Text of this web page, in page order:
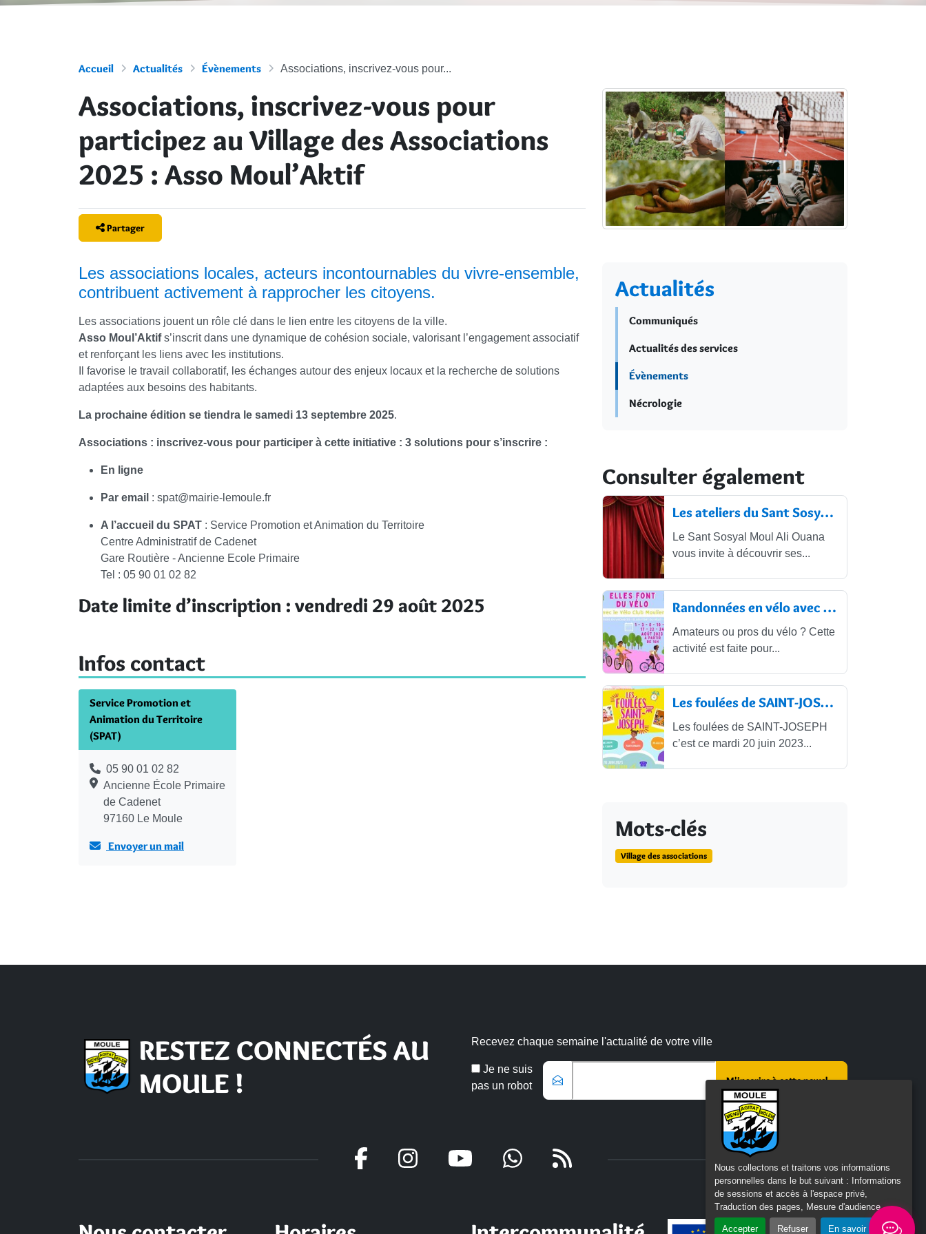
Nous collectons et traitons vos informations
personnelles dans le but suivant :
Informations
de sessions et accès à l'espace privé,
Traduction des pages, Mesure d'audience.
Accepter Refuser En savoir plus
Accueil Actualités Évènements Associations, inscrivez-vous pour...
Associations, inscrivez-vous pour
participez au Village des Associations
2025 : Asso Moul’Aktif
Partager
Les associations locales, acteurs incontournables du vivre-ensemble,
contribuent activement à rapprocher les citoyens.
Les associations jouent un rôle clé dans le lien entre les citoyens de la ville.
Asso Moul’Aktifs’inscrit dans une dynamique de cohésion sociale, valorisant l’engagement associatif
et renforçant les liens avec les institutions.
Il favorise le travail collaboratif, les échanges autour des enjeux locaux et la recherche de solutions
adaptées aux besoins des habitants.
La prochaine édition se tiendra le samedi 13 septembre 2025.
Associations : inscrivez-vous pour participer à cette initiative : 3 solutions pour s’inscrire :
En ligne
Par email : spat@mairie-lemoule.fr
A l’accueil du SPAT : Service Promotion et Animation du Territoire
Centre Administratif de Cadenet
Gare Routière - Ancienne Ecole Primaire
Tel : 05 90 01 02 82
Date limite d’inscription : vendredi 29 août 2025
Infos contact
Service Promotion et
Animation du Territoire
(SPAT)
05 90 01 02 82
Ancienne École Primaire
de Cadenet
97160 Le Moule
Envoyer un mail
Actualités
Communiqués
Actualités des services
Évènements
Nécrologie
Consulter également
Les ateliers du Sant Sosyal Moul Ali...
Le Sant Sosyal Moul Ali Ouana
vous invite à découvrir ses...
Randonnées en vélo avec le Vélo Club...
Amateurs ou pros du vélo ? Cette
activité est faite pour...
Les foulées de SAINT-JOSEPH
Les foulées de SAINT-JOSEPH
c’est ce mardi 20 juin 2023...
Mots-clés
Village des associations
RESTEZ CONNECTÉS AU
MOULE !
Recevez chaque semaine l'actualité de votre ville
Je ne suis
pas un robot
Email